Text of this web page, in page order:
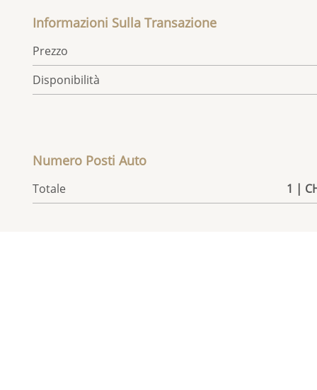
Informazioni Sulla Transazione
Prezzo
Disponibilità
Numero Posti Auto
Totale 1 |